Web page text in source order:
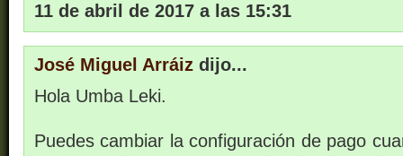
11 de abril de 2017 a las 15:31
José Miguel Arráiz dijo...
Hola Umba Leki.
Puedes cambiar la configuración de pago